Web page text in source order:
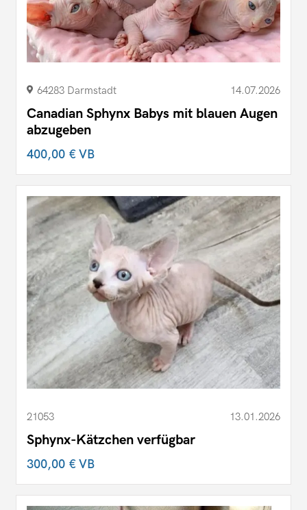
64283 Darmstadt 14.07.2026
Canadian Sphynx Babys mit blauen Augen
abzugeben
400,00 €VB
21053 13.01.2026
Sphynx-Kätzchen verfügbar
300,00 €VB